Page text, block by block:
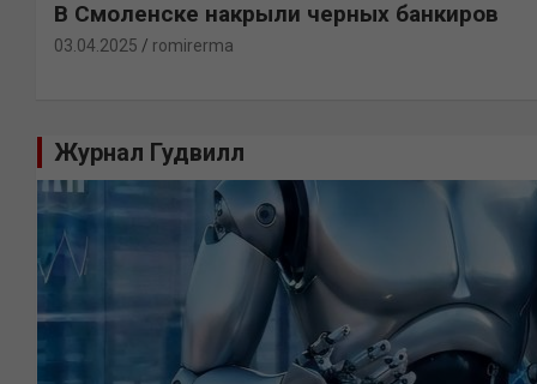
В Смоленске накрыли черных банкиров
03.04.2025 romirerma
Журнал Гудвилл